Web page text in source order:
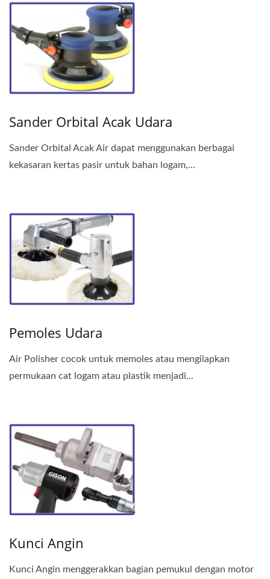
Sander Orbital Acak Udara
Sander Orbital Acak Air dapat menggunakan berbagai
kekasaran kertas pasir untuk bahan logam,...
Pemoles Udara
Air Polisher cocok untuk memoles atau mengilapkan
permukaan cat logam atau plastik menjadi...
Kunci Angin
Kunci Angin menggerakkan bagian pemukul dengan motor